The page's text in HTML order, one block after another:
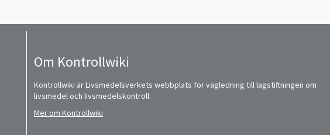
Om Kontrollwiki
Kontrollwiki är Livsmedelsverkets webbplats för vägledning till lagstiftningen om
livsmedel och livsmedelskontroll.
Mer om Kontrollwiki